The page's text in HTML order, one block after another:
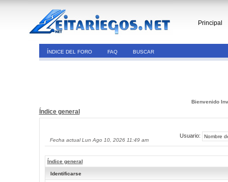
Principal
ÍNDICE DEL FORO FAQ BUSCAR
Bienvenido
Índice general
Fecha actual Lun Ago 10, 2026 11:49 am
Usuario:
Índice general
Identificarse